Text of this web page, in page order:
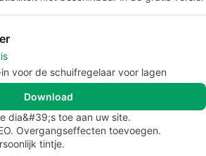
voor de schuifregelaar voor lagen
Download
dia&#39;s toe aan uw site.
Overgangseffecten toevoegen.
tintje.